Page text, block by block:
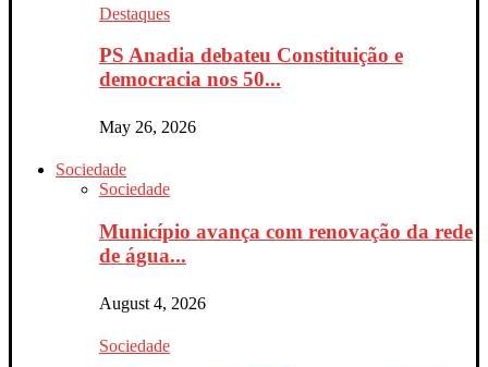
Destaques
PS Anadia debateu Constituição e
democracia nos 50...
May 26, 2026
Sociedade
Sociedade
Município avança com renovação da rede
de água...
August 4, 2026
Sociedade